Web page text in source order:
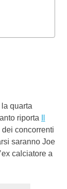
quarta
riporta
concorrenti
saranno Joe
calciatore a